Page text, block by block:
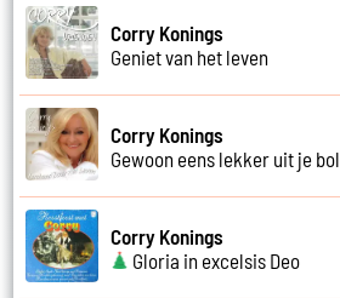
Corry Konings
Geniet van het leven
Corry Konings
Gewoon eens lekker uit je bol
Corry Konings
Gloria in excelsis Deo